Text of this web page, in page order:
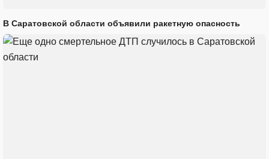
В Саратовской области объявили ракетную опасность